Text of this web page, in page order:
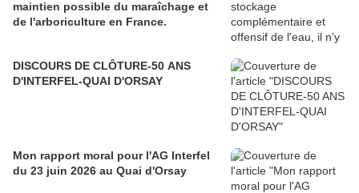
maintien possible du maraîchage et
de l'arboriculture en France.
DISCOURS DE CLÔTURE-50 ANS
D'INTERFEL-QUAI D'ORSAY
Mon rapport moral pour l'AG Interfel
du 23 juin 2026 au Quai d'Orsay